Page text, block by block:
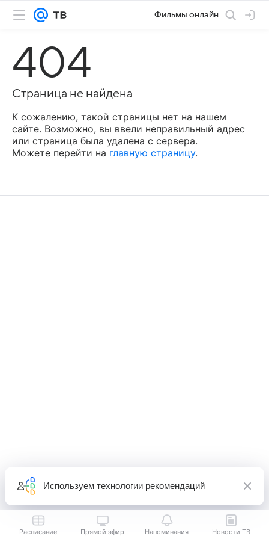
Фильмы онлайн
404
Страница не найдена
К сожалению, такой страницы нет на нашем
сайте. Возможно, вы ввели неправильный адрес
или страница была удалена с сервера.
Можете перейти на главную страницу.
Расписание Прямой эфир Напоминания Новости ТВ
Используем технологии рекомендаций